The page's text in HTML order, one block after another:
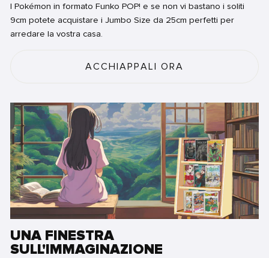
I Pokémon in formato Funko POP! e se non vi bastano i soliti
9cm potete acquistare i Jumbo Size da 25cm perfetti per
arredare la vostra casa.
ACCHIAPPALI ORA
UNA FINESTRA
SULL'IMMAGINAZIONE